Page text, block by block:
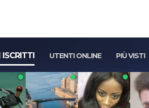
ISCRITTI UTENTI ONLINE PIÙ VISTI